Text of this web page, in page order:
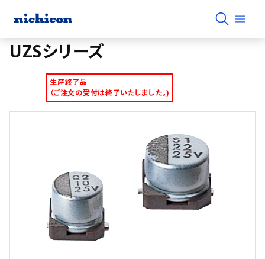
UZSシリーズ
生産終了品
（ご注文の受付は終了いたしました。)